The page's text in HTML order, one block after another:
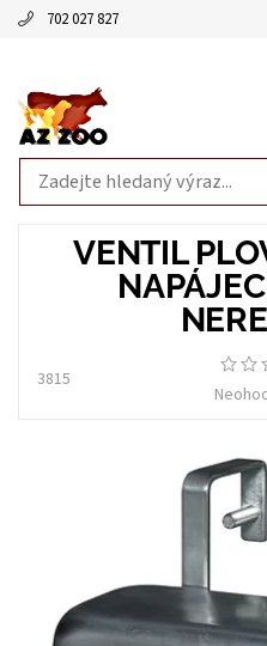
702 027 827
VENTIL
3815